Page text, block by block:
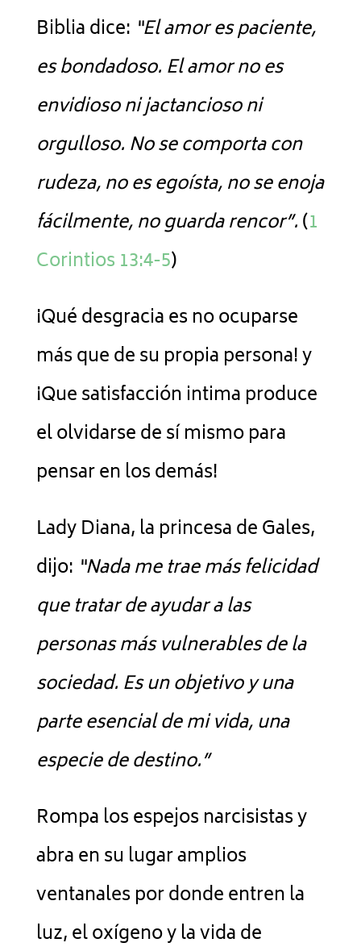
Biblia dice: “El amor es paciente,
es bondadoso. El amor no es
envidioso ni jactancioso ni
orgulloso. No se comporta con
rudeza, no es egoísta, no se enoja
fácilmente, no guarda rencor”.(1
Corintios 13:4-5)
¡Qué desgracia es no ocuparse
más que de su propia persona! y
¡Que satisfacción intima produce
el olvidarse de sí mismo para
pensar en los demás!
Lady Diana, la princesa de Gales,
dijo: “Nada me trae más felicidad
que tratar de ayudar a las
personas más vulnerables de la
sociedad. Es un objetivo y una
parte esencial de mi vida, una
especie de destino.”
Rompa los espejos narcisistas y
abra en su lugar amplios
ventanales por donde entren la
luz, el oxígeno y la vida de